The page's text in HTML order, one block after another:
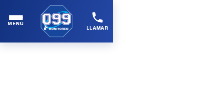
MENÚ
LLAMAR